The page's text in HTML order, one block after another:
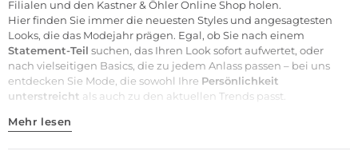
Filialen und den Kastner & Öhler Online Shop holen.
Hier finden Sie immer die neuesten Styles und angesagtesten
Looks, die das Modejahr prägen. Egal, ob Sie nach einem
Statement-Teil suchen, das Ihren Look sofort aufwertet, oder
nach vielseitigen Basics, die zu jedem Anlass passen – bei uns
entdecken Sie Mode, die sowohl Ihre Persönlichkeit
unterstreicht als auch zu den aktuellen Trends passt.
Mehr lesen